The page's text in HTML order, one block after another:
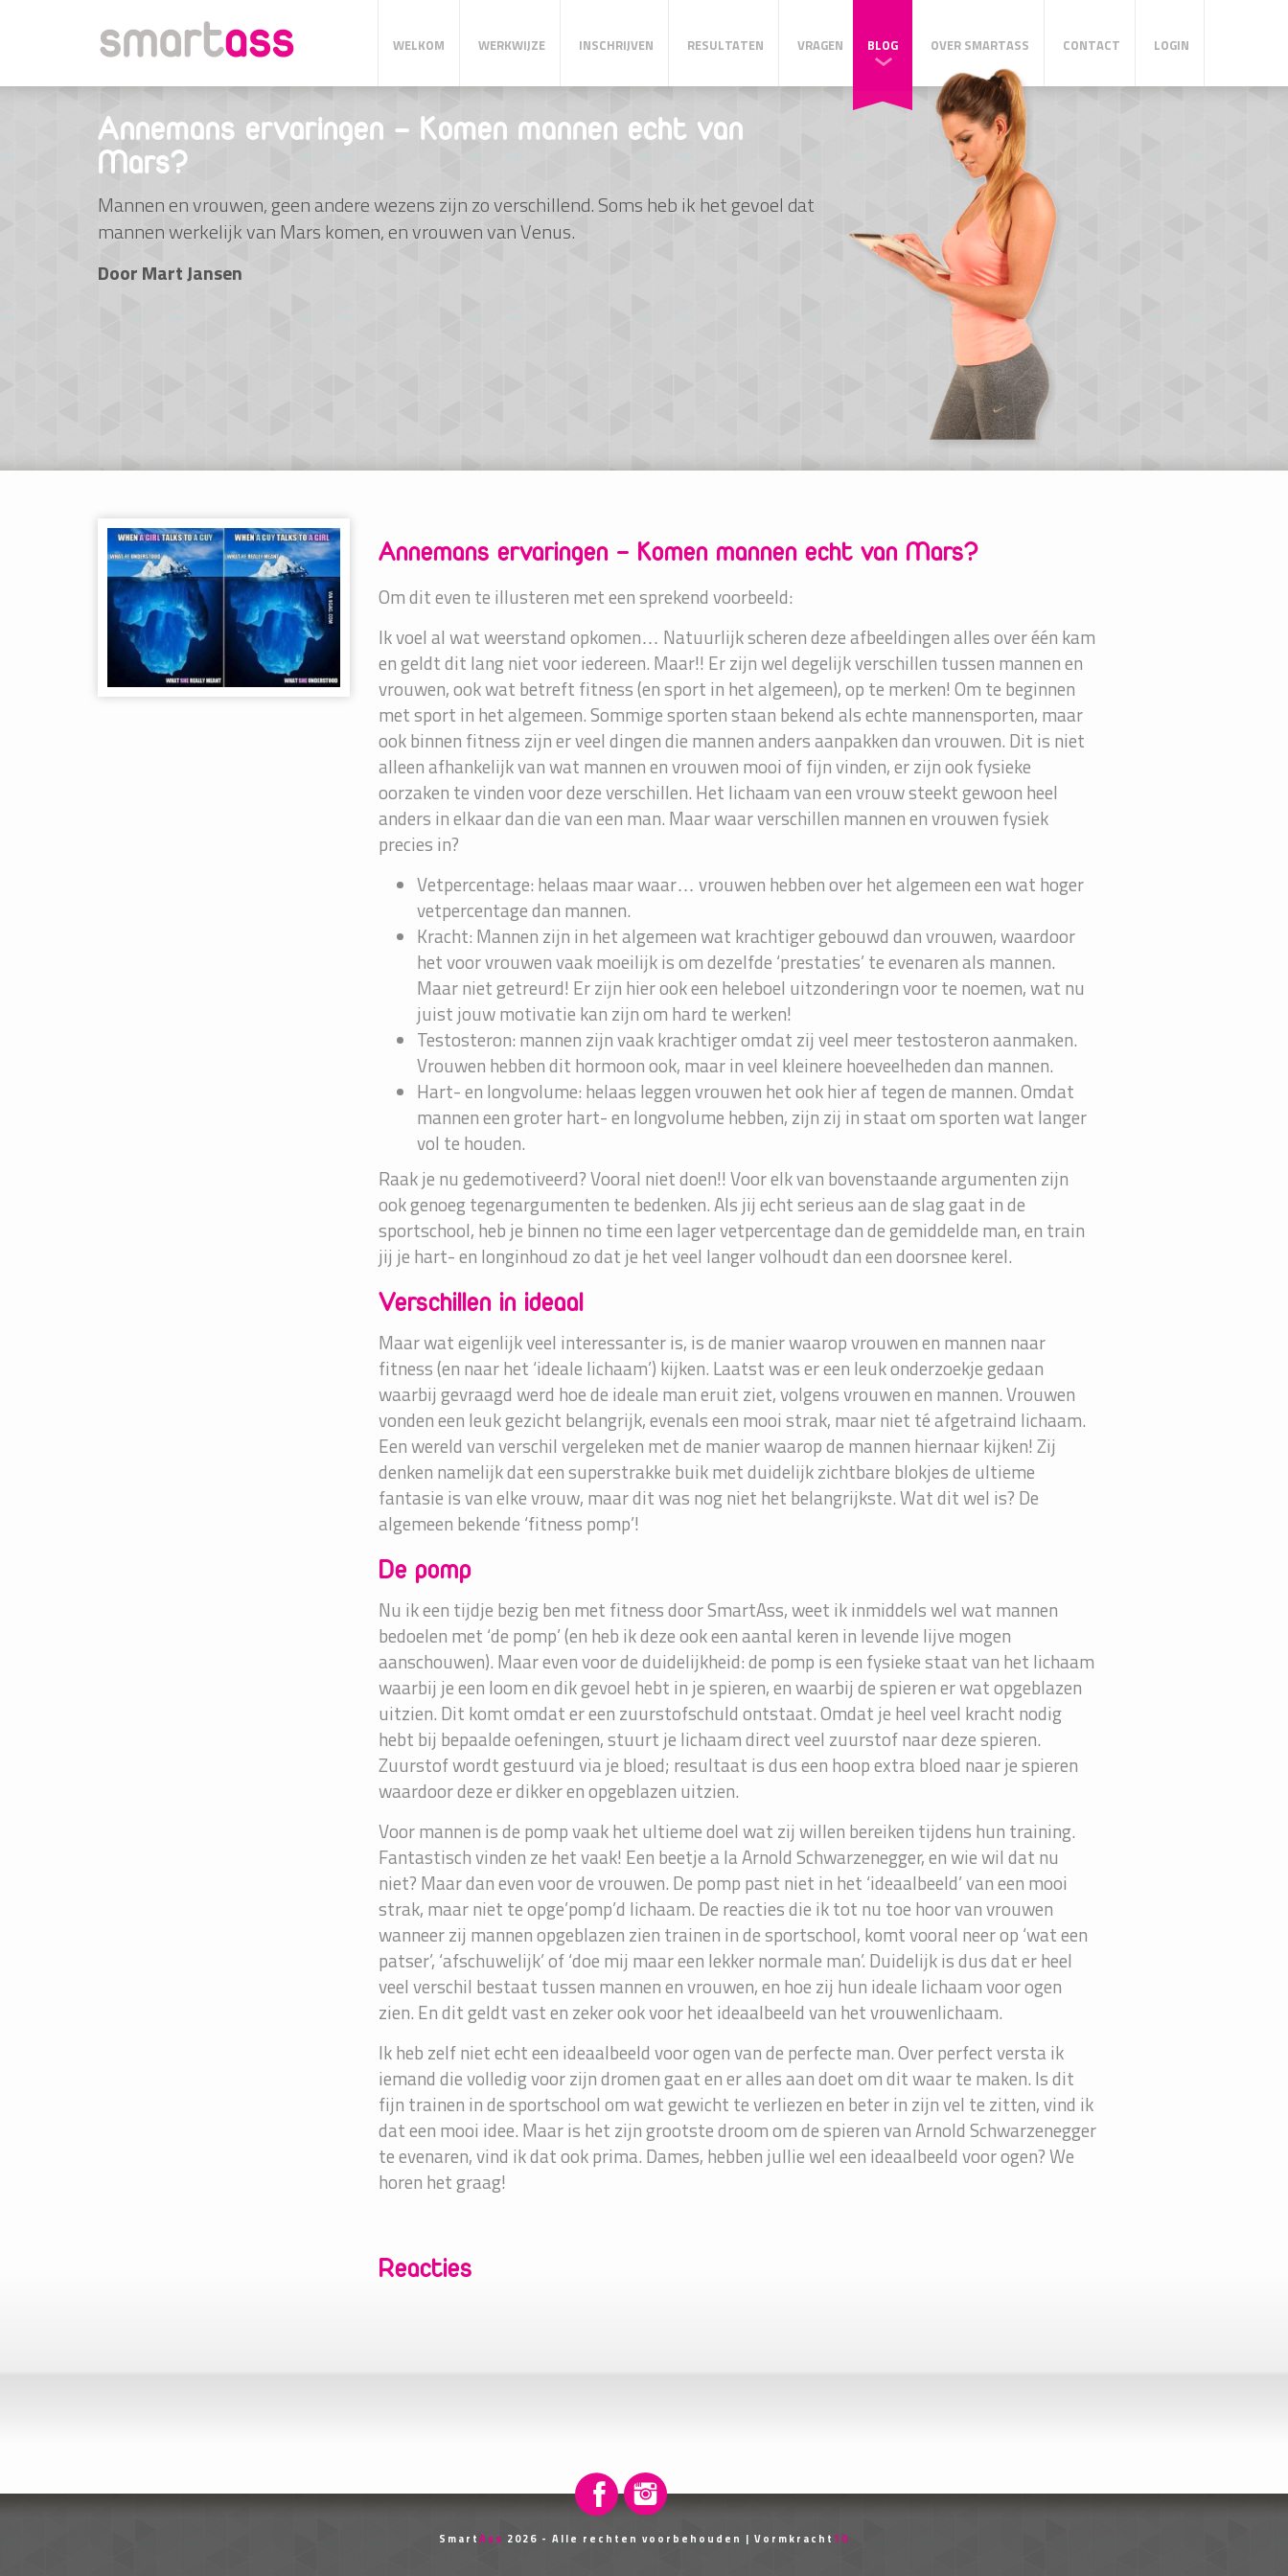
WELKOM WERKWIJZE INSCHRIJVEN RESULTATEN VRAGEN BLOG OVER SMARTASS CONTACT LOGIN
Annemans ervaringen – Komen mannen echt van
Mars?
Mannen en vrouwen, geen andere wezens zijn zo verschillend. Soms heb ik het gevoel dat
mannen werkelijk van Mars komen, en vrouwen van Venus.
DoorMart Jansen
Annemans ervaringen – Komen mannen echt van Mars?
Om dit even te illusteren met een sprekend voorbeeld:
Ik voel al wat weerstand opkomen… Natuurlijk scheren deze afbeeldingen alles over één kam
en geldt dit lang niet voor iedereen. Maar!! Er zijn wel degelijk verschillen tussen mannen en
vrouwen, ook wat betreft fitness (en sport in het algemeen), op te merken! Om te beginnen
met sport in het algemeen. Sommige sporten staan bekend als echte mannensporten, maar
ook binnen fitness zijn er veel dingen die mannen anders aanpakken dan vrouwen. Dit is niet
alleen afhankelijk van wat mannen en vrouwen mooi of fijn vinden, er zijn ook fysieke
oorzaken te vinden voor deze verschillen. Het lichaam van een vrouw steekt gewoon heel
anders in elkaar dan die van een man. Maar waar verschillen mannen en vrouwen fysiek
precies in?
Vetpercentage: helaas maar waar… vrouwen hebben over het algemeen een wat hoger
vetpercentage dan mannen.
Kracht: Mannen zijn in het algemeen wat krachtiger gebouwd dan vrouwen, waardoor
het voor vrouwen vaak moeilijk is om dezelfde ‘prestaties’ te evenaren als mannen.
Maar niet getreurd! Er zijn hier ook een heleboel uitzonderingn voor te noemen, wat nu
juist jouw motivatie kan zijn om hard te werken!
Testosteron: mannen zijn vaak krachtiger omdat zij veel meer testosteron aanmaken.
Vrouwen hebben dit hormoon ook, maar in veel kleinere hoeveelheden dan mannen.
Hart- en longvolume: helaas leggen vrouwen het ook hier af tegen de mannen. Omdat
mannen een groter hart- en longvolume hebben, zijn zij in staat om sporten wat langer
vol te houden.
Raak je nu gedemotiveerd? Vooral niet doen!! Voor elk van bovenstaande argumenten zijn
ook genoeg tegenargumenten te bedenken. Als jij echt serieus aan de slag gaat in de
sportschool, heb je binnen no time een lager vetpercentage dan de gemiddelde man, en train
jij je hart- en longinhoud zo dat je het veel langer volhoudt dan een doorsnee kerel.
Verschillen in ideaal
Maar wat eigenlijk veel interessanter is, is de manier waarop vrouwen en mannen naar
fitness (en naar het ‘ideale lichaam’) kijken. Laatst was er een leuk onderzoekje gedaan
waarbij gevraagd werd hoe de ideale man eruit ziet, volgens vrouwen en mannen. Vrouwen
vonden een leuk gezicht belangrijk, evenals een mooi strak, maar niet té afgetraind lichaam.
Een wereld van verschil vergeleken met de manier waarop de mannen hiernaar kijken! Zij
denken namelijk dat een superstrakke buik met duidelijk zichtbare blokjes de ultieme
fantasie is van elke vrouw, maar dit was nog niet het belangrijkste. Wat dit wel is? De
algemeen bekende ‘fitness pomp’!
De pomp
Nu ik een tijdje bezig ben met fitness door SmartAss, weet ik inmiddels wel wat mannen
bedoelen met ‘de pomp’ (en heb ik deze ook een aantal keren in levende lijve mogen
aanschouwen). Maar even voor de duidelijkheid: de pomp is een fysieke staat van het lichaam
waarbij je een loom en dik gevoel hebt in je spieren, en waarbij de spieren er wat opgeblazen
uitzien. Dit komt omdat er een zuurstofschuld ontstaat. Omdat je heel veel kracht nodig
hebt bij bepaalde oefeningen, stuurt je lichaam direct veel zuurstof naar deze spieren.
Zuurstof wordt gestuurd via je bloed; resultaat is dus een hoop extra bloed naar je spieren
waardoor deze er dikker en opgeblazen uitzien.
Voor mannen is de pomp vaak het ultieme doel wat zij willen bereiken tijdens hun training.
Fantastisch vinden ze het vaak! Een beetje a la Arnold Schwarzenegger, en wie wil dat nu
niet? Maar dan even voor de vrouwen. De pomp past niet in het ‘ideaalbeeld’ van een mooi
strak, maar niet te opge’pomp’d lichaam. De reacties die ik tot nu toe hoor van vrouwen
wanneer zij mannen opgeblazen zien trainen in de sportschool, komt vooral neer op ‘wat een
patser’, ‘afschuwelijk’ of ‘doe mij maar een lekker normale man’. Duidelijk is dus dat er heel
veel verschil bestaat tussen mannen en vrouwen, en hoe zij hun ideale lichaam voor ogen
zien. En dit geldt vast en zeker ook voor het ideaalbeeld van het vrouwenlichaam.
Ik heb zelf niet echt een ideaalbeeld voor ogen van de perfecte man. Over perfect versta ik
iemand die volledig voor zijn dromen gaat en er alles aan doet om dit waar te maken. Is dit
fijn trainen in de sportschool om wat gewicht te verliezen en beter in zijn vel te zitten, vind ik
dat een mooi idee. Maar is het zijn grootste droom om de spieren van Arnold Schwarzenegger
te evenaren, vind ik dat ook prima. Dames, hebben jullie wel een ideaalbeeld voor ogen? We
horen het graag!
Reacties
SmartAss 2026 - Alle rechten voorbehouden | Vormkracht 10